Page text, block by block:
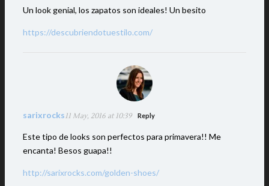
Un look genial, los zapatos son ideales! Un besito
https://descubriendotuestilo.com/
sarixrocks11 May, 2016 at 10:39 Reply
Este tipo de looks son perfectos para primavera!! Me
encanta! Besos guapa!!
http://sarixrocks.com/golden-shoes/